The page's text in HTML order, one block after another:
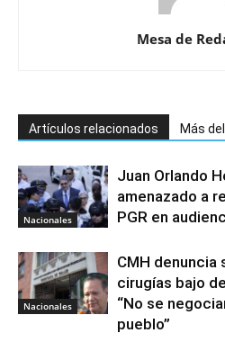
Mesa de
Artículos relacionados Más
Nacionales
Juan Orlando
amenazado a
PGR en
Nacionales
CMH denuncia
cirugías bajo
“No se
pueblo”